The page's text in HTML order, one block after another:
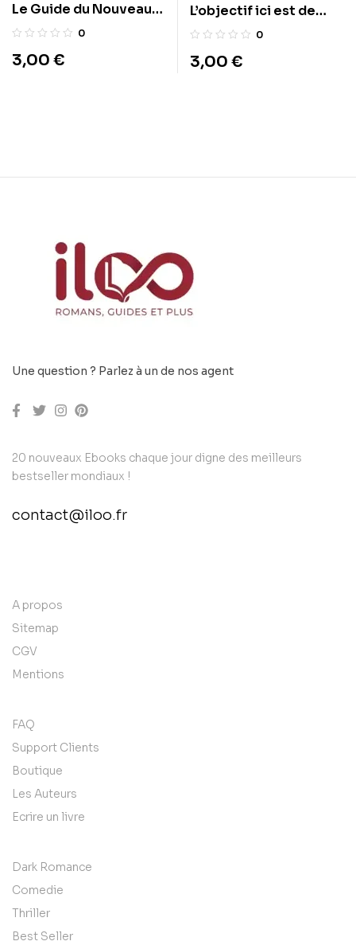
Le Guide du Nouveau
Mentor : Dominer le
en ligne en 2026.
0
3,00 €
L’objectif ici est de
cibler la domination du
d’Amazon.
0
3,00 €
Une question ? Parlez à un de nos agent
20 nouveaux Ebooks chaque jour digne des meilleurs
bestseller mondiaux !
contact@iloo.fr
A propos
Sitemap
CGV
Mentions
FAQ
Support Clients
Boutique
Les Auteurs
Ecrire un livre
Dark Romance
Comedie
Thriller
Best Seller